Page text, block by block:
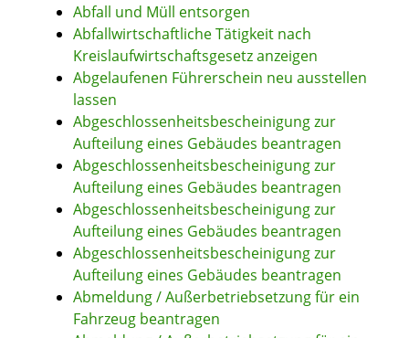
Abfall und Müll entsorgen
Abfallwirtschaftliche Tätigkeit nach
Kreislaufwirtschaftsgesetz anzeigen
Abgelaufenen Führerschein neu ausstellen
lassen
Abgeschlossenheitsbescheinigung zur
Aufteilung eines Gebäudes beantragen
Abgeschlossenheitsbescheinigung zur
Aufteilung eines Gebäudes beantragen
Abgeschlossenheitsbescheinigung zur
Aufteilung eines Gebäudes beantragen
Abgeschlossenheitsbescheinigung zur
Aufteilung eines Gebäudes beantragen
Abmeldung / Außerbetriebsetzung für ein
Fahrzeug beantragen